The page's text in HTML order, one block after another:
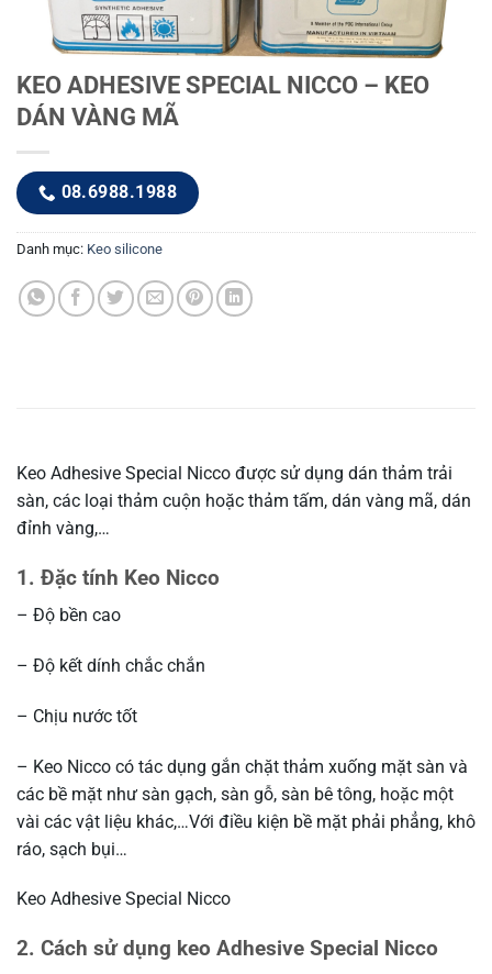
KEO ADHESIVE SPECIAL NICCO – KEO
DÁN VÀNG MÃ
08.6988.1988
Danh mục: Keo silicone
Keo Adhesive Special Nicco được sử dụng dán thảm trải
sàn, các loại thảm cuộn hoặc thảm tấm, dán vàng mã, dán
đỉnh vàng,…
1. Đặc tính Keo Nicco
– Độ bền cao
– Độ kết dính chắc chắn
– Chịu nước tốt
– Keo Nicco có tác dụng gắn chặt thảm xuống mặt sàn và
các bề mặt như sàn gạch, sàn gỗ, sàn bê tông, hoặc một
vài các vật liệu khác,…Với điều kiện bề mặt phải phẳng, khô
ráo, sạch bụi…
Keo Adhesive Special Nicco
2. Cách sử dụng keo Adhesive Special Nicco